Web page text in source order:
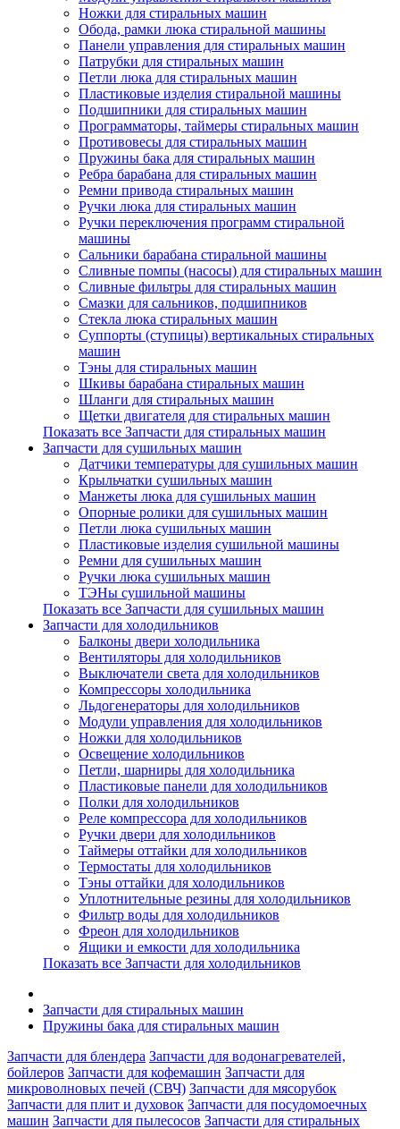
Ножки для стиральных машин
Обода, рамки люка стиральной машины
Панели управления для стиральных машин
Патрубки для стиральных машин
Петли люка для стиральных машин
Пластиковые изделия стиральной машины
Подшипники для стиральных машин
Программаторы, таймеры стиральных машин
Противовесы для стиральных машин
Пружины бака для стиральных машин
Ребра барабана для стиральных машин
Ремни привода стиральных машин
Ручки люка для стиральных машин
Ручки переключения программ стиральной
машины
Сальники барабана стиральной машины
Сливные помпы (насосы) для стиральных машин
Сливные фильтры для стиральных машин
Смазки для сальников, подшипников
Стекла люка стиральных машин
Суппорты (ступицы) вертикальных стиральных
машин
Тэны для стиральных машин
Шкивы барабана стиральных машин
Шланги для стиральных машин
Щетки двигателя для стиральных машин
Показать все Запчасти для стиральных машин
Запчасти для сушильных машин
Датчики температуры для сушильных машин
Крыльчатки сушильных машин
Манжеты люка для сушильных машин
Опорные ролики для сушильных машин
Петли люка сушильных машин
Пластиковые изделия сушильной машины
Ремни для сушильных машин
Ручки люка сушильных машин
ТЭНы сушильной машины
Показать все Запчасти для сушильных машин
Запчасти для холодильников
Балконы двери холодильника
Вентиляторы для холодильников
Выключатели света для холодильников
Компрессоры холодильника
Льдогенераторы для холодильников
Модули управления для холодильников
Ножки для холодильников
Освещение холодильников
Петли, шарниры для холодильника
Пластиковые панели для холодильников
Полки для холодильников
Реле компрессора для холодильников
Ручки двери для холодильников
Таймеры оттайки для холодильников
Термостаты для холодильников
Тэны оттайки для холодильников
Уплотнительные резины для холодильников
Фильтр воды для холодильников
Фреон для холодильников
Ящики и емкости для холодильника
Показать все Запчасти для холодильников
Запчасти для стиральных машин
Пружины бака для стиральных машин
Запчасти для блендера Запчасти для водонагревателей,
бойлеров Запчасти для кофемашин Запчасти для
микроволновых печей (СВЧ) Запчасти для мясорубок
Запчасти для плит и духовок Запчасти для посудомоечных
машин Запчасти для пылесосов Запчасти для стиральных